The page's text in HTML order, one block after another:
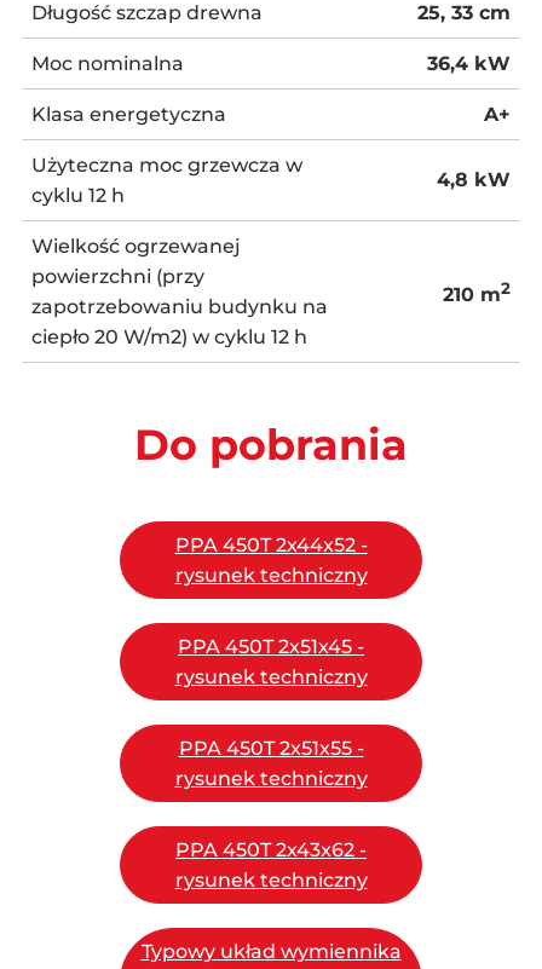
Długość szczap drewna 25, 33 cm
Moc nominalna 36,4 kW
Klasa energetyczna A+
Użyteczna moc grzewcza w
cyklu 12 h
4,8 kW
Wielkość ogrzewanej
powierzchni (przy
zapotrzebowaniu budynku na
ciepło 20 W/m2) w cyklu 12 h
210 m2
Do pobrania
PPA 450T 2x44x52 -
rysunek techniczny
PPA 450T 2x51x45 -
rysunek techniczny
PPA 450T 2x51x55 -
rysunek techniczny
PPA 450T 2x43x62 -
rysunek techniczny
Typowy układ wymiennika